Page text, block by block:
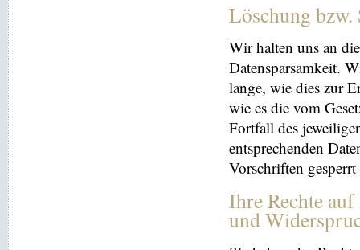
Löschung
Wir halten uns an
Datensparsamkeit.
lange, wie dies zur
wie es die vom
Fortfall des
entsprechenden
Vorschriften
Ihre Rechte
und